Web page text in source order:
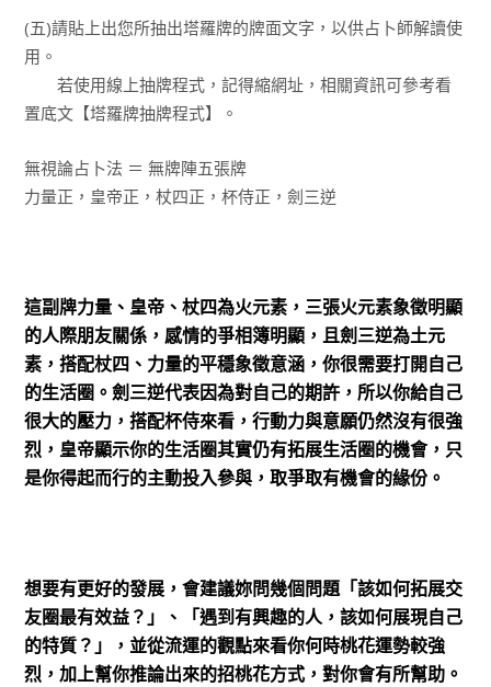
(五)請貼上出您所抽出塔羅牌的牌面文字，以供占卜師解讀使
用。
若使用線上抽牌程式，記得縮網址，相關資訊可參考看
置底文【塔羅牌抽牌程式】。
無視論占卜法 ＝ 無牌陣五張牌
力量正，皇帝正，杖四正，杯侍正，劍三逆
這副牌力量、皇帝、杖四為火元素，三張火元素象徵明顯
的人際朋友關係，感情的爭相簿明顯，且劍三逆為土元
素，搭配杖四、力量的平穩象徵意涵，你很需要打開自己
的生活圈。劍三逆代表因為對自己的期許，所以你給自己
很大的壓力，搭配杯侍來看，行動力與意願仍然沒有很強
烈，皇帝顯示你的生活圈其實仍有拓展生活圈的機會，只
是你得起而行的主動投入參與，取爭取有機會的緣份。
想要有更好的發展，會建議妳問幾個問題「該如何拓展交
友圈最有效益？」、「遇到有興趣的人，該如何展現自己
的特質？」，並從流運的觀點來看你何時桃花運勢較強
烈，加上幫你推論出來的招桃花方式，對你會有所幫助。